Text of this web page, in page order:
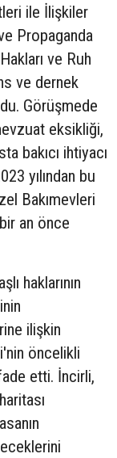
ile İlişkiler
Propaganda
ve Ruh
ve dernek
Görüşmede
eksikliği,
bakıcı ihtiyacı
yılından bu
Bakımevleri
an önce
haklarının
ilişkin
öncelikli
etti. İncirli,